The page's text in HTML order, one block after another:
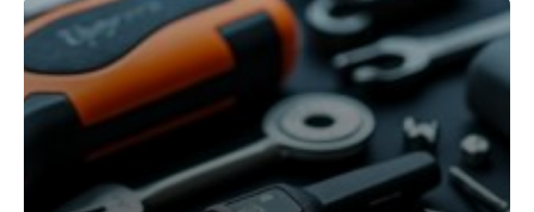
les mauvaises surprises
15 juin 2026